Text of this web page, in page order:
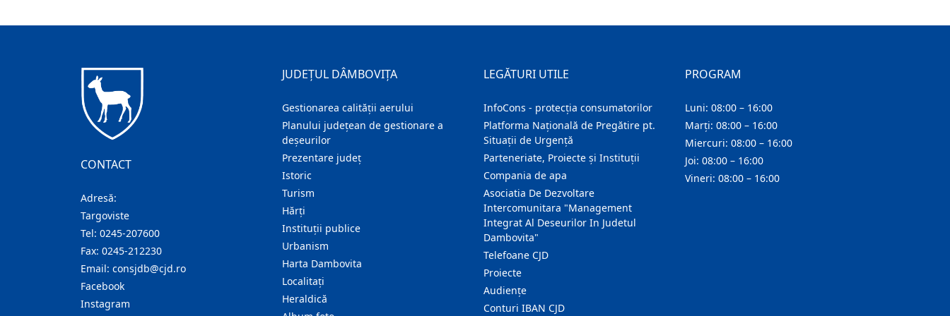
CONTACT
Adresă:
Targoviste
Tel: 0245-207600
Fax: 0245-212230
Email: consjdb@cjd.ro
Facebook
Instagram
JUDEȚUL DÂMBOVIȚA
Gestionarea calității aerului
Planului județean de gestionare a
deșeurilor
Prezentare judeţ
Istoric
Turism
Hărţi
Instituţii publice
Urbanism
Harta Dambovita
Localitaţi
Heraldică
LEGĂTURI UTILE
InfoCons - protecția consumatorilor
Platforma Națională de Pregătire pt.
Situații de Urgență
Parteneriate, Proiecte și Instituții
Compania de apa
Asociatia De Dezvoltare
Intercomunitara "Management
Integrat Al Deseurilor In Judetul
Dambovita"
Telefoane CJD
Proiecte
Audienţe
Conturi IBAN CJD
PROGRAM
Luni: 08:00 – 16:00
Marți: 08:00 – 16:00
Miercuri: 08:00 – 16:00
Joi: 08:00 – 16:00
Vineri: 08:00 – 16:00